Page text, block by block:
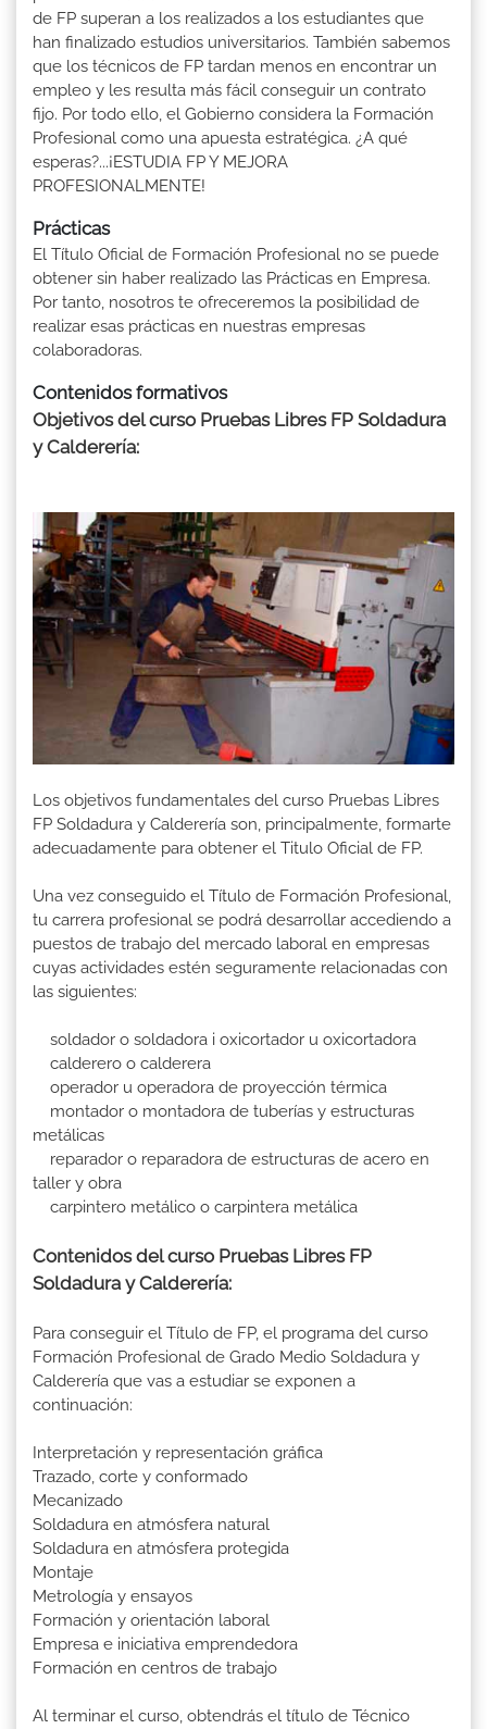
de FP superan a los realizados a los estudiantes que
han finalizado estudios universitarios. También sabemos
que los técnicos de FP tardan menos en encontrar un
empleo y les resulta más fácil conseguir un contrato
fijo. Por todo ello, el Gobierno considera la Formación
Profesional como una apuesta estratégica. ¿A qué
esperas?...¡ESTUDIA FP Y MEJORA
PROFESIONALMENTE!
Prácticas
El Título Oficial de Formación Profesional no se puede
obtener sin haber realizado las Prácticas en Empresa.
Por tanto, nosotros te ofreceremos la posibilidad de
realizar esas prácticas en nuestras empresas
colaboradoras.
Contenidos formativos
Objetivos del curso Pruebas Libres FP Soldadura
y Calderería:
Los objetivos fundamentales del curso Pruebas Libres
FP Soldadura y Calderería son, principalmente, formarte
adecuadamente para obtener el Titulo Oficial de FP.
Una vez conseguido el Título de Formación Profesional,
tu carrera profesional se podrá desarrollar accediendo a
puestos de trabajo del mercado laboral en empresas
cuyas actividades estén seguramente relacionadas con
las siguientes:
soldador o soldadora i oxicortador u oxicortadora
calderero o calderera
operador u operadora de proyección térmica
montador o montadora de tuberías y estructuras
metálicas
reparador o reparadora de estructuras de acero en
taller y obra
carpintero metálico o carpintera metálica
Contenidos del curso Pruebas Libres FP
Soldadura y Calderería:
Para conseguir el Título de FP, el programa del curso
Formación Profesional de Grado Medio Soldadura y
Calderería que vas a estudiar se exponen a
continuación:
Interpretación y representación gráfica
Trazado, corte y conformado
Mecanizado
Soldadura en atmósfera natural
Soldadura en atmósfera protegida
Montaje
Metrología y ensayos
Formación y orientación laboral
Empresa e iniciativa emprendedora
Formación en centros de trabajo
Al terminar el curso, obtendrás el título de Técnico